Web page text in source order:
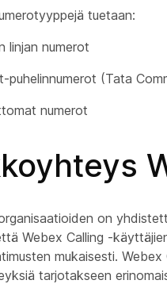
tuetaan:
linjan numerot
puhelinnumerot (Tata
numerot
on
Webex Calling -
mukaisesti.
tarjotakseen